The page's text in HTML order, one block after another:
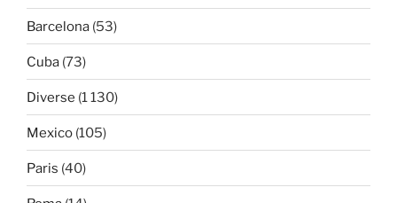
Barcelona (53)
Cuba (73)
Diverse (1 130)
Mexico (105)
Paris (40)